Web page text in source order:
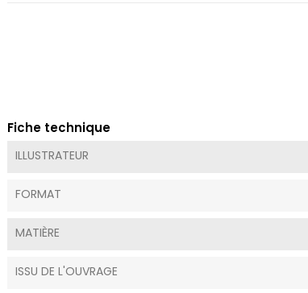
Fiche technique
ILLUSTRATEUR
FORMAT
MATIÈRE
ISSU DE L'OUVRAGE